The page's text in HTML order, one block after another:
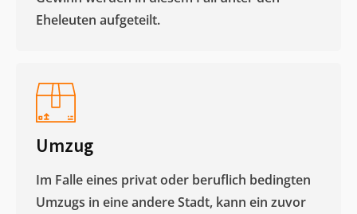
Eheleuten aufgeteilt.​
Umzug
Im Falle eines privat oder beruflich bedingten
Umzugs in eine andere Stadt, kann ein zuvor